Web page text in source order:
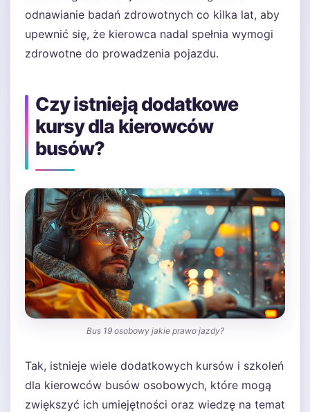
odnawianie badań zdrowotnych co kilka lat, aby
upewnić się, że kierowca nadal spełnia wymogi
zdrowotne do prowadzenia pojazdu.
Czy istnieją dodatkowe
kursy dla kierowców
busów?
Bus 19 osobowy jakie prawo jazdy?
Tak, istnieje wiele dodatkowych kursów i szkoleń
dla kierowców busów osobowych, które mogą
zwiększyć ich umiejętności oraz wiedzę na temat